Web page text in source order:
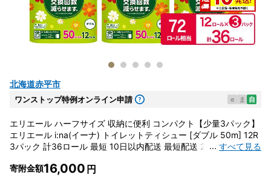
北海道赤平市
ワンストップ特例オンライン申請 e ま 自
エリエール ハーフサイズ 収納に便利 コンパクト【少量3パック】
エリエール i:na(イーナ) トイレットティシュー [ダブル 50m] 12R
3パック 計36ロール 最短 10日以内配送 最短配送 2倍巻 長持ち 防
... すべて見る
寄附金額16,000